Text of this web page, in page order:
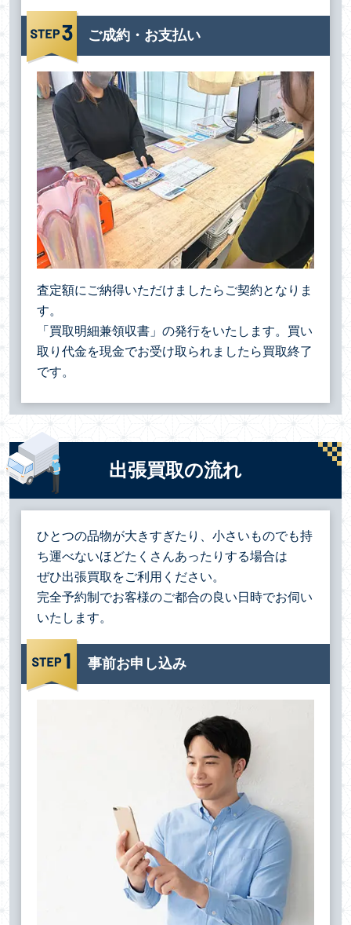
ご成約・お支払い
査定額にご納得いただけましたらご契約となりま
す。
「買取明細兼領収書」の発行をいたします。買い
取り代金を現金でお受け取られましたら買取終了
です。
出張買取の流れ
ひとつの品物が大きすぎたり、小さいものでも持
ち運べないほどたくさんあったりする場合は
ぜひ出張買取をご利用ください。
完全予約制でお客様のご都合の良い日時でお伺い
いたします。
事前お申し込み